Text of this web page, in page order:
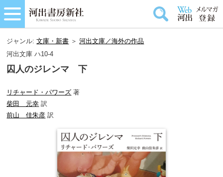
ジャンル:文庫・新書 ＞河出文庫／海外の作品
河出文庫 ハ10-4
囚人のジレンマ 下
リチャード・パワーズ 著
柴田 元幸 訳
前山 佳朱彦 訳